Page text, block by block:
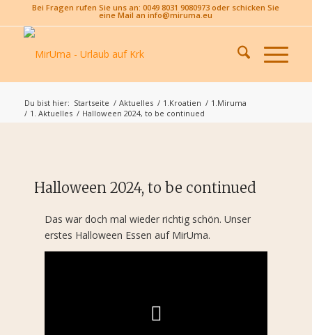
Bei Fragen rufen Sie uns an: 0049 8031 9080973 oder schicken Sie
eine Mail an info@miruma.eu
Du bist hier: Startseite / Aktuelles / 1.Kroatien / 1.Miruma
/ 1. Aktuelles / Halloween 2024, to be continued
Halloween 2024, to be continued
Das war doch mal wieder richtig schön. Unser
erstes Halloween Essen auf MirUma.